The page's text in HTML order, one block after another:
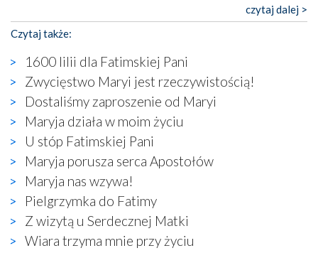
katolickiego kultu. Tylko co wspólnego z żywą,
autentyczną wiarą mogą mieć płaskie, szare bunkry albo
kaplice, w których Tabernakulum przypomina bardziej
skrzynkę na narzędzia? Albo co powiedzieć o ustawionym
tuż przy nowej bazylice wielkim krzyżu, na którym
zamiast Chrystusa umieszczono dziwaczną postać jakby
wyjętą ze starożytnych hieroglifów? W kulturowym
kontekście naszych czasów to raczej karykatura niż godny
wizerunek Zbawiciela…
Zatem nawet w bezpośrednim otoczeniu sanktuarium
naocznie przekonaliśmy się, że wewnątrz Kościoła toczy
się ogromna walka o kształt katolicyzmu i o serca
wierzących. Do czego to zmaganie może prowadzić,
widzieliśmy w urokliwym, niewielkim mieście Obidos,
gdzie w miejscu dawnego kościoła działa dzisiaj…
księgarnia.
czytaj dalej >
Czytaj także:
1600 lilii dla Fatimskiej Pani
Zwycięstwo Maryi jest rzeczywistością!
Dostaliśmy zaproszenie od Maryi
Maryja działa w moim życiu
U stóp Fatimskiej Pani
Maryja porusza serca Apostołów
Maryja nas wzywa!
Pielgrzymka do Fatimy
Z wizytą u Serdecznej Matki
Wiara trzyma mnie przy życiu